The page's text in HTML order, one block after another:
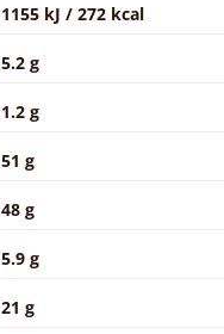
1155 kJ / 272 kcal
5.2 g
1.2 g
51 g
48 g
5.9 g
21 g